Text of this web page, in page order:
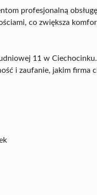
profesjonalną
co zwiększa
11 w
i zaufanie, jakim firma